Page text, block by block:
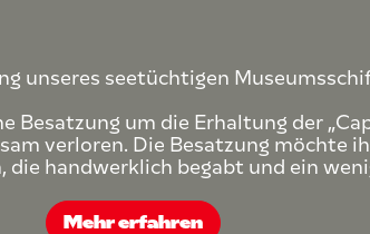
unseres seetüchtigen
um die Erhaltung der
verloren. Die Besatzung möchte
handwerklich begabt und ein
Mehr erfahren